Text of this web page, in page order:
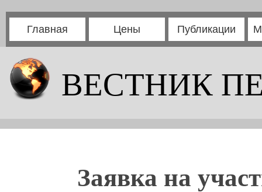
Главная Цены Публикации
ВЕСТНИК
Заявка на